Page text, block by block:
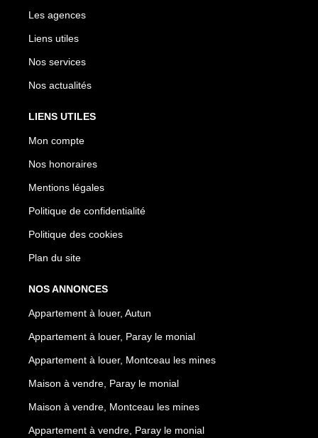
Les agences
Liens utiles
Nos services
Nos actualités
LIENS UTILES
Mon compte
Nos honoraires
Mentions légales
Politique de confidentialité
Politique des cookies
Plan du site
NOS ANNONCES
Appartement à louer, Autun
Appartement à louer, Paray le monial
Appartement à louer, Montceau les mines
Maison à vendre, Paray le monial
Maison à vendre, Montceau les mines
Appartement à vendre, Paray le monial